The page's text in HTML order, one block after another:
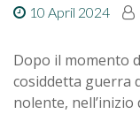
10 April 2024
Dopo il momento
cosiddetta guerra
nolente,